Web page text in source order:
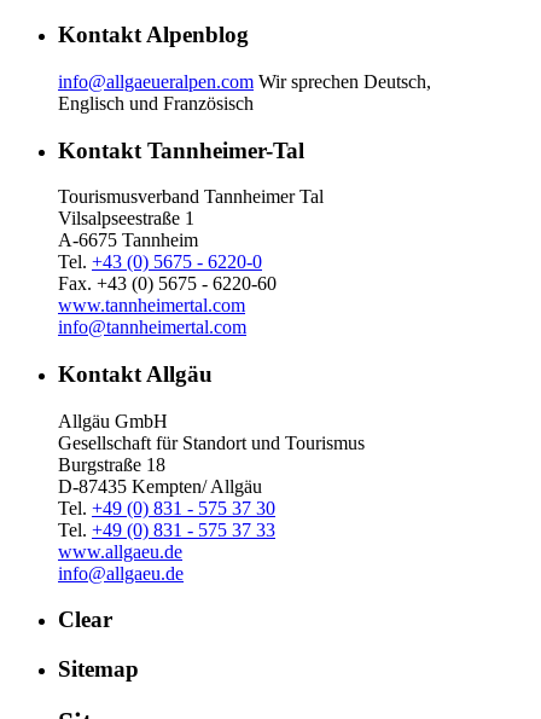
Kontakt Alpenblog
info@allgaeueralpen.com Wir sprechen Deutsch,
Englisch und Französisch
Kontakt Tannheimer-Tal
Tourismusverband Tannheimer Tal
Vilsalpseestraße 1
A-6675 Tannheim
Tel. +43 (0) 5675 - 6220-0
Fax. +43 (0) 5675 - 6220-60
www.tannheimertal.com
info@tannheimertal.com
Kontakt Allgäu
Allgäu GmbH
Gesellschaft für Standort und Tourismus
Burgstraße 18
D-87435 Kempten/ Allgäu
Tel. +49 (0) 831 - 575 37 30
Tel. +49 (0) 831 - 575 37 33
www.allgaeu.de
info@allgaeu.de
Clear
Sitemap